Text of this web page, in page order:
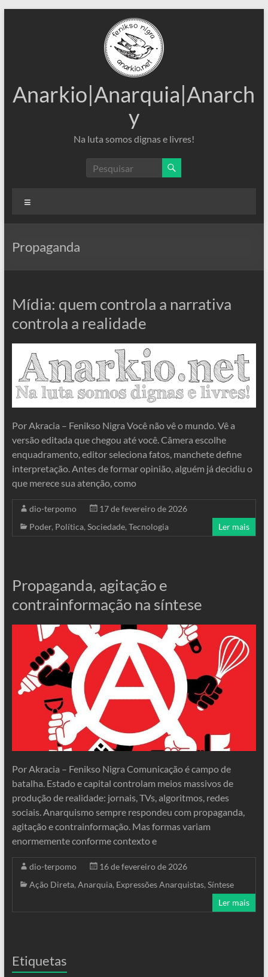
Anarkio|Anarquia|Anarch
y
Na luta somos dignas e livres!
Propaganda
Mídia: quem controla a narrativa
controla a realidade
Por Akracia – Fenikso Nigra Você não vê o mundo. Vê a
versão editada que chegou até você. Câmera escolhe
enquadramento, editor seleciona fatos, manchete define
interpretação. Antes de formar opinião, alguém já decidiu o
que merece sua atenção, como
dio-terpomo
17 de fevereiro de 2026
Poder, Política,Sociedade,Tecnologia Ler mais
Propaganda, agitação e
contrainformação na síntese
Por Akracia – Fenikso Nigra Comunicação é campo de
batalha. Estado e capital controlam meios massivos de
produção de realidade: jornais, TVs, algoritmos, redes
sociais. Anarquismo sempre respondeu com propaganda,
agitação e contrainformação. Mas formas variam
enormemente conforme contexto e
dio-terpomo
16 de fevereiro de 2026
Ação Direta, Anarquia, Expressões Anarquistas, Síntese
Ler mais
Etiquetas